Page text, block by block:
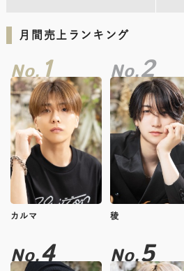
月間売上ランキング
No.1
カルマ
No.2
稜
No.4 No.5